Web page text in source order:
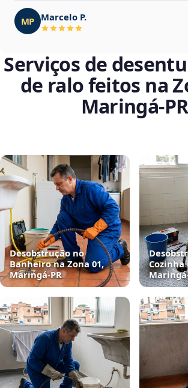
MP Marcelo P.
Serviços de
de ralo feitos na
Maringá‑PR
Desobstrução no
Banheiro na Zona 01,
Maringá‑PR
Cozinha